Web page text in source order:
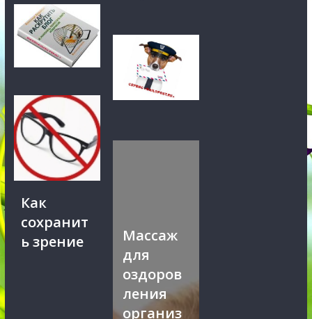
Как
сохранит
ь зрение
Массаж
для
оздоров
ления
организ